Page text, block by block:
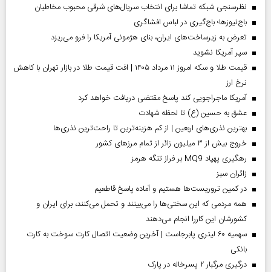
نظرسنجی شبکه تماشا برای انتخاب سریال‌های شرقی محبوب مخاطبان
باج‌نیوزها؛ باج‌گیری در لباس افشاگری
تعرض به زیرساخت‌های ایران، بنای هژمونی آمریکا را فرو می‌ریزد
سپر آمریکا نشوید
قیمت طلا و سکه امروز ۱۱ مرداد ۱۴۰۵ | افت قیمت طلا در بازار تهران با کاهش
نرخ ارز
آمریکا ماجراجویی کند پاسخ مقتضی دریافت خواهد کرد
عشق به حسین (ع) تا لحظه شهادت
بهترین نذری‌های اربعین | از کم هزینه‌ترین تا راحت‌ترین نذری‌ها
خروج بیش از ۳ میلیون زائر از تمام مرز‌های کشور
رهگیری پهپاد MQ9 بر فراز تنگه هرمز
‌زائران سبز
در کمین تروریست‌ها هستیم و آماده پاسخ قاطعیم
همه مردمی که این سختی‌ها را می‌بینند و تحمل می‌کنند، برای ایران و
کشورشان این کاررا انجام می‌دهند
سهمیه ۶۰ لیتری پابرجاست | آخرین وضعیت اتصال کارت سوخت به کارت
بانکی
درگیری مرگبار ۲ پسرخاله در پارک